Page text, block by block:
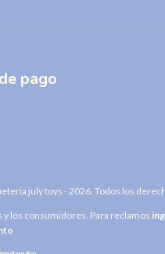
pago
july toys - 2026. Todos los
y los consumidores. Para reclamos